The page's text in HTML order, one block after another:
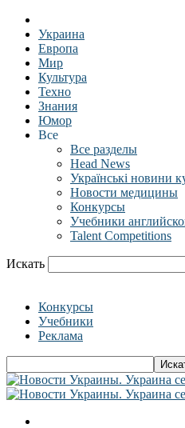
Украина
Европа
Мир
Культура
Техно
Знания
Юмор
Все
Все разделы
Head News
Українські новини
Новости медицины
Конкурсы
Учебники
Talent Competitions
Искать
Конкурсы
Учебники
Реклама